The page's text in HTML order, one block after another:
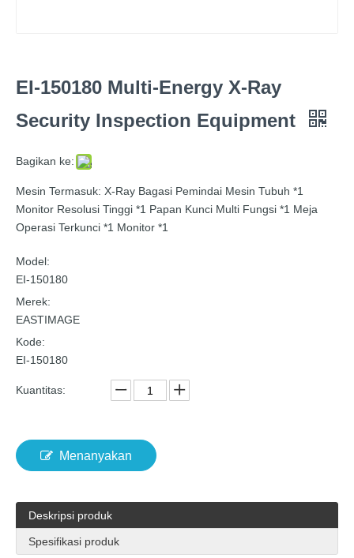
EI-150180 Multi-Energy X-Ray
Security Inspection Equipment
Bagikan ke:
Mesin Termasuk: X-Ray Bagasi Pemindai Mesin Tubuh *1
Monitor Resolusi Tinggi *1 Papan Kunci Multi Fungsi *1 Meja
Operasi Terkunci *1 Monitor *1
Model:
EI-150180
Merek:
EASTIMAGE
Kode:
EI-150180
Kuantitas:
Menanyakan
Deskripsi produk
Spesifikasi produk